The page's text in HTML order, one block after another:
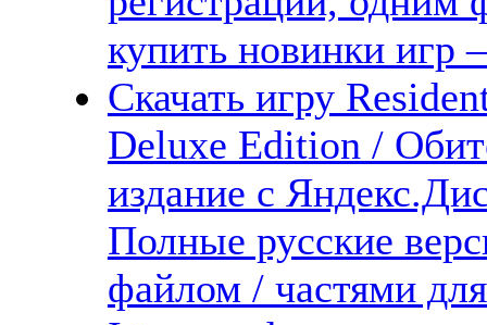
купить новинки
Скачать игру
Deluxe Edition /
издание с
Полные русские
файлом / частями